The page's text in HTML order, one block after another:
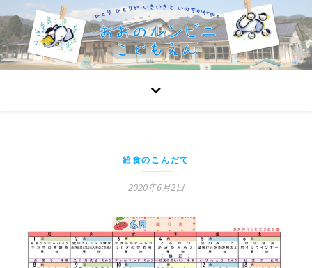
給食のこんだて
2020年6月2日